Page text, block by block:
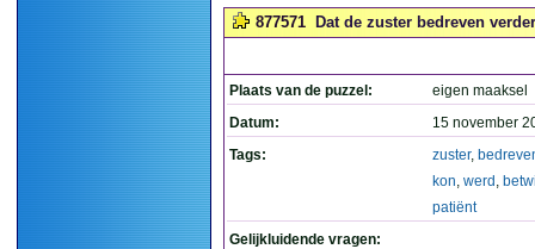
877571 Dat de zuster bedreven
Plaats van de puzzel:
eigen maaksel
Datum:
15 november
Tags:
zuster,
kon, werd ,
patiënt
Gelijkluidende vragen: